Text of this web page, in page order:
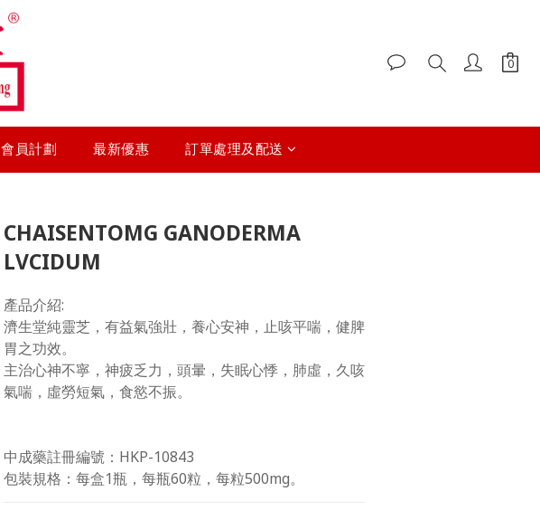
會員計劃 最新優惠 訂單處理及配送
CHAISENTOMG GANODERMA
LVCIDUM
濟生堂純靈芝，有益氣強壯，養心安神，止咳平喘，健脾
胃之功效。
主治心神不寧，神疲乏力，頭暈，失眠心悸，肺虛，久咳
氣喘，虛勞短氣，食慾不振。
中成藥註冊編號：HKP-10843
包裝規格：每盒1瓶，每瓶60粒，每粒500mg。